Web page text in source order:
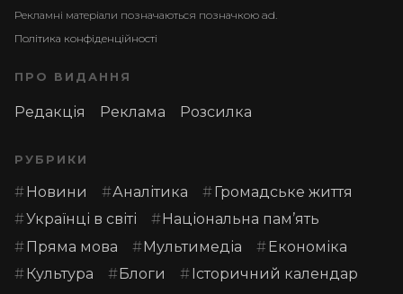
Рекламні матеріали позначаються позначкою ad.
Політика конфіденційності
ПРО ВИДАННЯ
Редакція Реклама Розсилка
РУБРИКИ
Новини Аналітика
Громадське життя
Українці в світі
Національна пам’ять
Пряма мова
Мультимедіа
Економіка
Культура
Блоги Історичний календар